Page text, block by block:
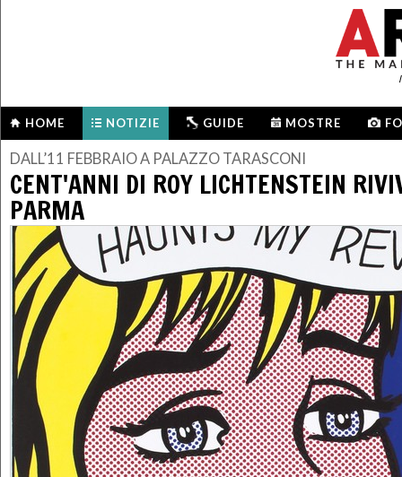
HOME NOTIZIE GUIDE MOSTRE
DALL’11 FEBBRAIO A PALAZZO TARASCONI
CENT'ANNI DI ROY LICHTENSTEIN
PARMA